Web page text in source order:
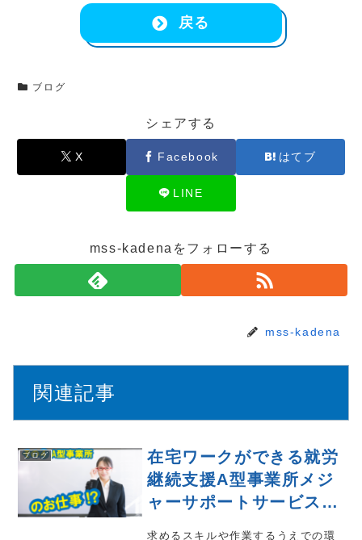
戻る
ブログ
シェアする
X Facebook はてブ
LINE
mss-kadenaをフォローする
mss-kadena
関連記事
ブログ
在宅ワークができる就労
継続支援A型事業所メジ
ャーサポートサービス嘉
求めるスキルや作業するうえでの環